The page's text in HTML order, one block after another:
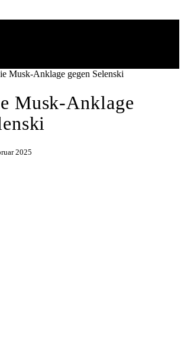
Musk-Anklage gegen Selenski
Musk-Anklage
2025